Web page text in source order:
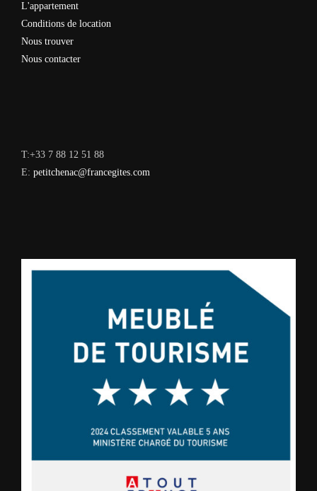
L'appartement
Conditions de location
Nous trouver
Nous contacter
T:+33 7 88 12 51 88
E: petitchenac@francegites.com